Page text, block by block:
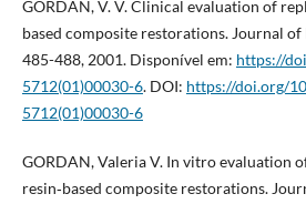
GORDAN, V. V. Clinical evaluation of
based composite restorations. Journal of
485-488, 2001. Disponível em: https://
5712(01)00030-6. DOI: https://doi.org/
5712(01)00030-6
GORDAN, Valeria V. In vitro evaluation
resin‐based composite restorations.